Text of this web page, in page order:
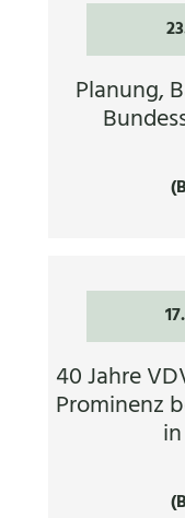
Planung,
40 Jahre
Prominenz